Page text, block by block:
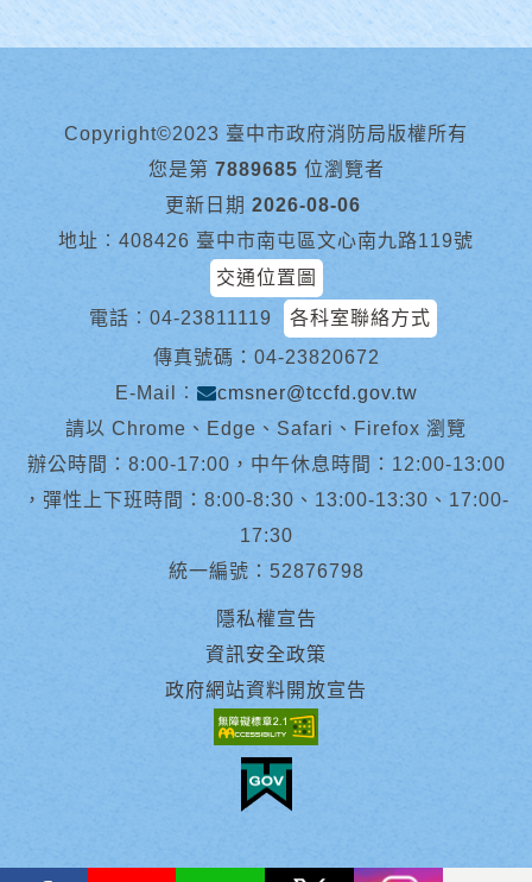
Copyright©2023 臺中市政府消防局版權所有
您是第 7889685 位瀏覽者
更新日期 2026-08-06
地址︰408426 臺中市南屯區文心南九路119號
交通位置圖
電話︰ 04-23811119
各科室聯絡方式
傳真號碼：04-23820672
E-Mail︰
cmsner@tccfd.gov.tw
請以 Chrome、Edge、Safari、Firefox 瀏覽
辦公時間：8:00-17:00，中午休息時間：12:00-13:00
，彈性上下班時間：8:00-8:30、13:00-13:30、17:00-
17:30
統一編號：52876798
隱私權宣告
資訊安全政策
政府網站資料開放宣告